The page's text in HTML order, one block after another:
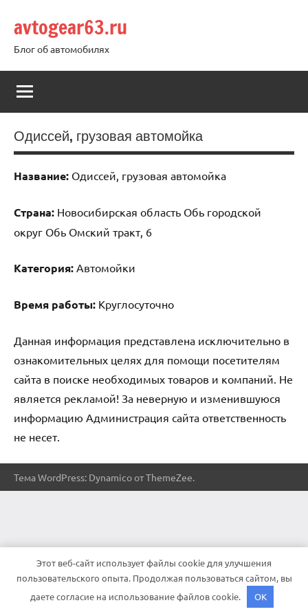
содержимому
avtogear63.ru
Блог об автомобилях
Одиссей, грузовая автомойка
Название: Одиссей, грузовая автомойка
Страна: Новосибирская область Обь городской
округ Обь Омский тракт, 6
Категория: Автомойки
Время работы: Круглосуточно
Данная информация представлена исключительно в
ознакомительных целях для помощи посетителям
сайта в поиске необходимых товаров и компаний. Не
является рекламой! За неверную и изменившуюся
информацию Администрация сайта ответственность
не несет.
Тема WordPress: Dynamico от ThemeZee.
Этот веб-сайт использует файлы cookie для улучшения
пользовательского опыта. Продолжая пользоваться сайтом, вы
даете согласие на использование файлов cookie.
OK